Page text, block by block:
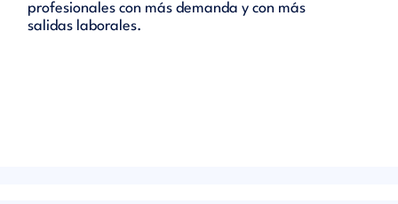
profesionales con más demanda y con más
salidas laborales.